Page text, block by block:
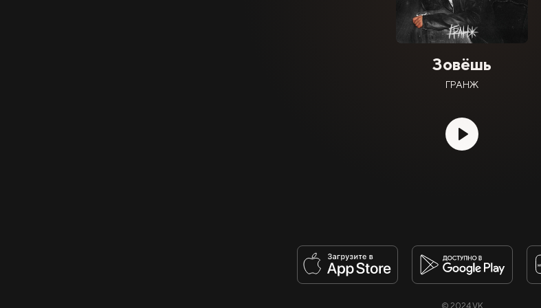
Зовёшь
ГРАНЖ
© 2024 VK